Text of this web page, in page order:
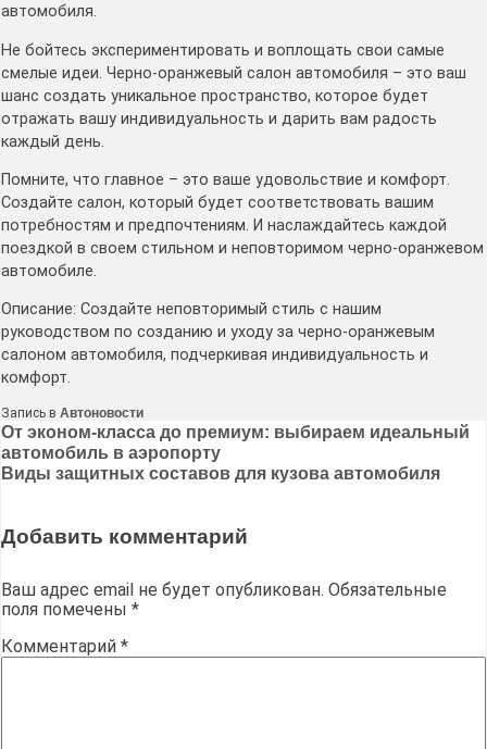
автомобиля․
Не бойтесь экспериментировать и воплощать свои самые
смелые идеи․ Черно-оранжевый салон автомобиля – это ваш
шанс создать уникальное пространство, которое будет
отражать вашу индивидуальность и дарить вам радость
каждый день․
Помните, что главное – это ваше удовольствие и комфорт․
Создайте салон, который будет соответствовать вашим
потребностям и предпочтениям․ И наслаждайтесь каждой
поездкой в своем стильном и неповторимом черно-оранжевом
автомобиле․
Описание: Создайте неповторимый стиль с нашим
руководством по созданию и уходу за черно-оранжевым
салоном автомобиля, подчеркивая индивидуальность и
комфорт․
Запись в Автоновости
Навигация
по
От эконом-класса до премиум: выбираем идеальный
автомобиль в аэропорту
Виды защитных составов для кузова автомобиля
Добавить комментарий
Ваш адрес email не будет опубликован. Обязательные
поля помечены *
Комментарий *